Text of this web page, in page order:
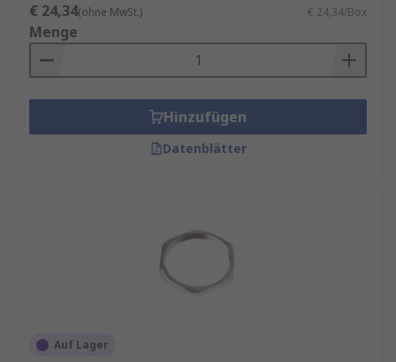
€ 24,34(ohne MwSt.) € 24,34/Box
Menge
Hinzufügen
Datenblätter
Auf Lager